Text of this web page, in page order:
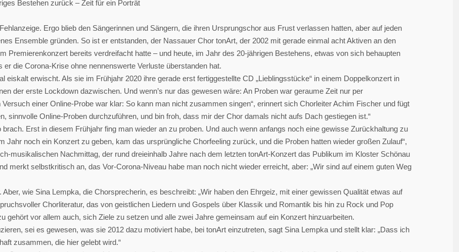
Bestehen zurück – Zeit für ein Porträt
Ergo blieb den Sängerinnen und Sängern, die ihren Ursprungschor aus Frust verlassen hatten, aber auf jeden
Ensemble gründen. So ist er entstanden, der Nassauer Chor tonArt, der 2002 mit gerade einmal acht Aktiven an den
Premierenkonzert bereits verdreifacht hatte – und heute, im Jahr des 20-jährigen Bestehens, etwas von sich behaupten
die Corona-Krise ohne nennenswerte Verluste überstanden hat.
eiskalt erwischt. Als sie im Frühjahr 2020 ihre gerade erst fertiggestellte CD „Lieblingsstücke“ in einem Doppelkonzert in
der erste Lockdown dazwischen. Und wenn’s nur das gewesen wäre: An Proben war geraume Zeit nur per
einer Online-Probe war klar: So kann man nicht zusammen singen“, erinnert sich Chorleiter Achim Fischer und fügt
sinnvolle Online-Proben durchzuführen, und bin froh, dass mir der Chor damals nicht aufs Dach gestiegen ist.“
Erst in diesem Frühjahr fing man wieder an zu proben. Und auch wenn anfangs noch eine gewisse Zurückhaltung zu
Jahr noch ein Konzert zu geben, kam das ursprüngliche Chorfeeling zurück, und die Proben hatten wieder großen Zulauf“,
musikalischen Nachmittag, der rund dreieinhalb Jahre nach dem letzten tonArt-Konzert das Publikum im Kloster Schönau
merkt selbstkritisch an, das Vor-Corona-Niveau habe man noch nicht wieder erreicht, aber: „Wir sind auf einem guten Weg
wie Sina Lempka, die Chorsprecherin, es beschreibt: „Wir haben den Ehrgeiz, mit einer gewissen Qualität etwas auf
Chorliteratur, das von geistlichen Liedern und Gospels über Klassik und Romantik bis hin zu Rock und Pop
gehört vor allem auch, sich Ziele zu setzen und alle zwei Jahre gemeinsam auf ein Konzert hinzuarbeiten.
sei es gewesen, was sie 2012 dazu motiviert habe, bei tonArt einzutreten, sagt Sina Lempka und stellt klar: „Dass ich
zusammen, die hier gelebt wird.“